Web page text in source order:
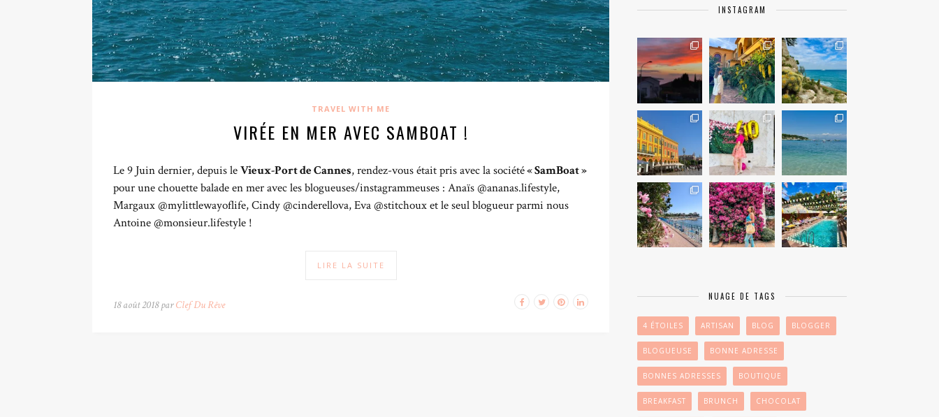
TRAVEL WITH ME
VIRÉE EN MER AVEC SAMBOAT !
Le 9 Juin dernier, depuis leVieux-Port de Cannes, rendez-vous était pris avec la société« SamBoat »
pour une chouette balade en mer avec les blogueuses/instagrammeuses : Anaïs @ananas.lifestyle,
Margaux @mylittlewayoflife, Cindy @cinderellova, Eva @stitchoux et le seul blogueur parmi nous
Antoine @monsieur.lifestyle !
LIRE LA SUITE
18 août 2018 parClef Du Rêve
INSTAGRAM
NUAGE DE TAGS
4 ÉTOILES ARTISAN BLOG BLOGGER
BLOGUEUSE BONNE ADRESSE
BONNES ADRESSES BOUTIQUE
BREAKFAST BRUNCH CHOCOLAT